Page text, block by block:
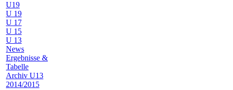
U19
U 19
U 17
U 15
U 13
News
Ergebnisse &
Tabelle
Archiv U13
2014/2015